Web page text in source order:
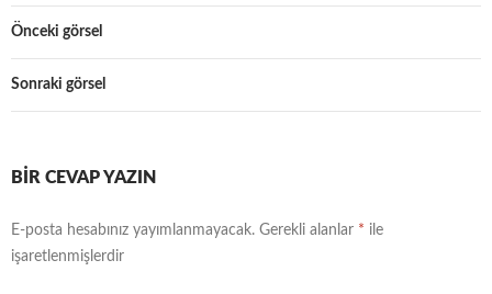
Önceki görsel
Sonraki görsel
BIR CEVAP YAZIN
E-posta hesabınız yayımlanmayacak. Gerekli alanlar * ile
işaretlenmişlerdir